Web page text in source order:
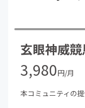
・最後に馬券購入
は限りません。
以上踏まえまして
おかけする事と思
玄眼神威
3,980円/月
本コミュニティの